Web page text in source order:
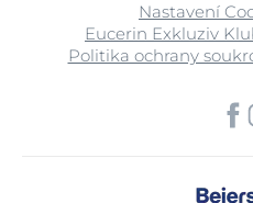
Nastavení
Eucerin Exkluziv
Politika ochrany